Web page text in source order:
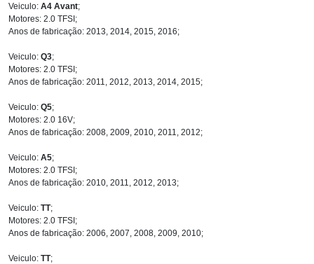
Veiculo: A4 Avant;
Motores: 2.0 TFSI;
Anos de fabricação: 2013, 2014, 2015, 2016;
Veiculo: Q3;
Motores: 2.0 TFSI;
Anos de fabricação: 2011, 2012, 2013, 2014, 2015;
Veiculo: Q5;
Motores: 2.0 16V;
Anos de fabricação: 2008, 2009, 2010, 2011, 2012;
Veiculo: A5;
Motores: 2.0 TFSI;
Anos de fabricação: 2010, 2011, 2012, 2013;
Veiculo: TT;
Motores: 2.0 TFSI;
Anos de fabricação: 2006, 2007, 2008, 2009, 2010;
Veiculo: TT;